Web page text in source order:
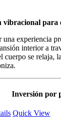
vibracional para
experiencia
interior a
cuerpo se relaja,
Inversión por
Quick View